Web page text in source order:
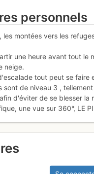
personnels
les montées vers les
une heure avant tout le
neige.
tout peut se faire
sont de niveau 3 ,
d'éviter de se blesser la
une vue sur 360°, LE